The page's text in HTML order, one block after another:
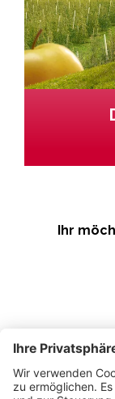
Ihr